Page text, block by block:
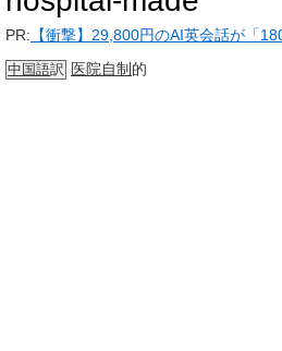
PR: 【衝撃】29,800円のAI英会話が「
中国語訳 医院自制 的